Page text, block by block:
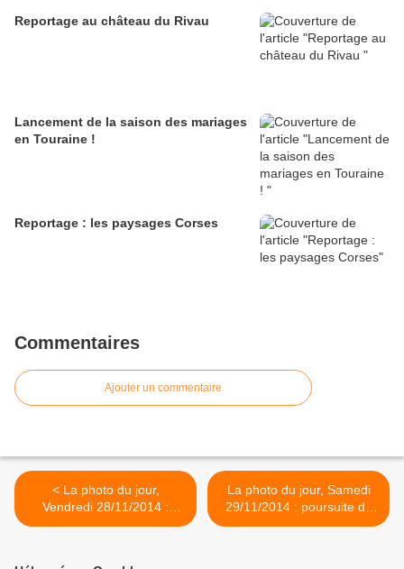
Reportage au château du Rivau
Lancement de la saison des mariages
en Touraine !
Reportage : les paysages Corses
Commentaires
Ajouter un commentaire
< La photo du jour,
Vendredi 28/11/2014 :
poursuite du reportage
La photo du jour, Samedi
29/11/2014 : poursuite du
reportage "Gymnastes" >